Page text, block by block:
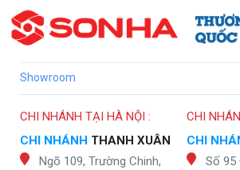
Showroom
CHI NHÁNH TẠI HÀ NỘI :
CHI NHÁNH THANH XUÂN
Ngõ 109, Trường Chinh,
CHI
CHI
Số 95